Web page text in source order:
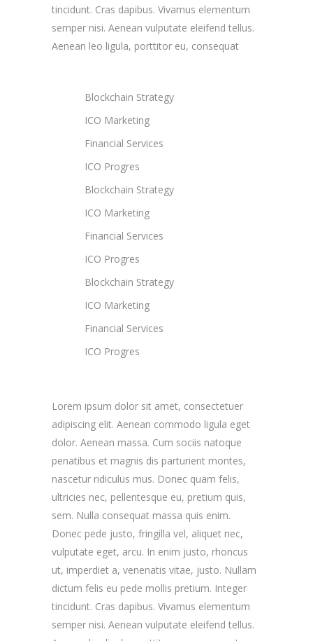
tincidunt. Cras dapibus. Vivamus elementum
semper nisi. Aenean vulputate eleifend tellus.
Aenean leo ligula, porttitor eu, consequat
Blockchain Strategy
ICO Marketing
Financial Services
ICO Progres
Blockchain Strategy
ICO Marketing
Financial Services
ICO Progres
Blockchain Strategy
ICO Marketing
Financial Services
ICO Progres
Lorem ipsum dolor sit amet, consectetuer
adipiscing elit. Aenean commodo ligula eget
dolor. Aenean massa. Cum sociis natoque
penatibus et magnis dis parturient montes,
nascetur ridiculus mus. Donec quam felis,
ultricies nec, pellentesque eu, pretium quis,
sem. Nulla consequat massa quis enim.
Donec pede justo, fringilla vel, aliquet nec,
vulputate eget, arcu. In enim justo, rhoncus
ut, imperdiet a, venenatis vitae, justo. Nullam
dictum felis eu pede mollis pretium. Integer
tincidunt. Cras dapibus. Vivamus elementum
semper nisi. Aenean vulputate eleifend tellus.